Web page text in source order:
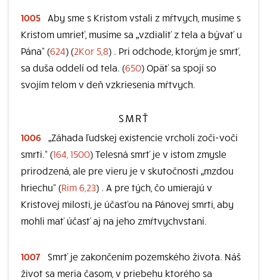
1005
Aby sme s Kristom vstali z mŕtvych, musíme s
Kristom umrieť, musíme sa „vzdialiť z tela a bývať u
Pána“ (624) (2Kor 5,8) . Pri odchode, ktorým je smrť,
sa duša oddelí od tela. (650) Opäť sa spojí so
svojím telom v deň vzkriesenia mŕtvych.
SMRŤ
1006 „Záhada ľudskej existencie vrcholí zoči-voči
smrti.“ (164, 1500) Telesná smrť je v istom zmysle
prirodzená, ale pre vieru je v skutočnosti „mzdou
hriechu“ (Rim 6,23) . A pre tých, čo umierajú v
Kristovej milosti, je účasťou na Pánovej smrti, aby
mohli mať účasť aj na jeho zmŕtvychvstaní.
1007 Smrť je zakončením pozemského života. Náš
život sa meria časom, v priebehu ktorého sa